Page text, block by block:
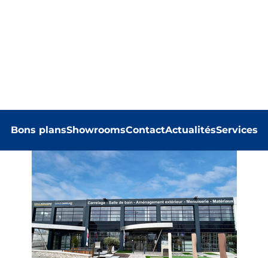
Bons plansShowroomsContactActualitésServices